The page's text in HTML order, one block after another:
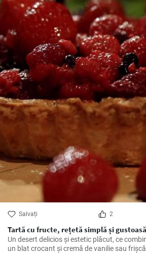
Salvați 2
Tartă cu fructe, rețetă simplă și gustoasă
Un desert delicios și estetic plăcut, ce
un blat crocant și cremă de vanilie sau